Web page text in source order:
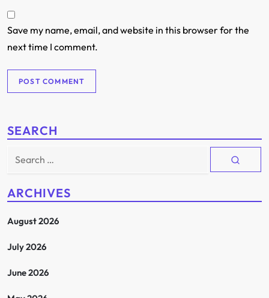
Save my name, email, and website in this browser for the
next time I comment.
SEARCH
Search
ARCHIVES
August 2026
July 2026
June 2026